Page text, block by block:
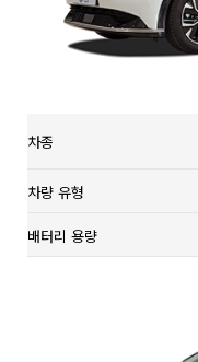
차종
차량 유형
배터리 용량